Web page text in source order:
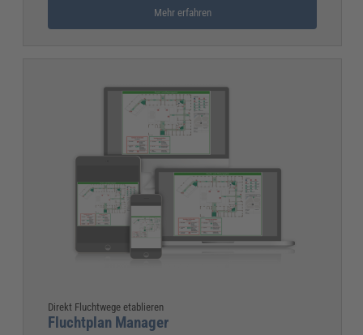
Mehr erfahren
Direkt Fluchtwege etablieren
Fluchtplan Manager